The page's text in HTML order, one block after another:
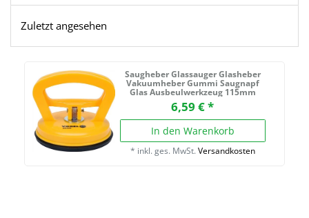
Zuletzt angesehen
Saugheber Glassauger Glasheber
Vakuumheber Gummi Saugnapf
Glas Ausbeulwerkzeug 115mm
6,59 € *
In den Warenkorb
* inkl. ges. MwSt. Versandkosten